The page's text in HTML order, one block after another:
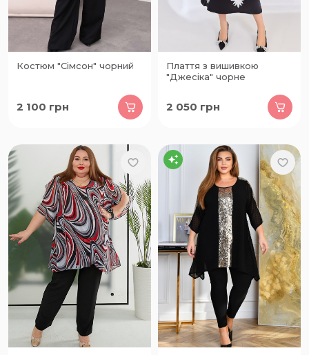
Костюм "Сімсон" чорний
2 100 грн
Плаття з вишивкою
"Джесіка" чорне
2 050 грн